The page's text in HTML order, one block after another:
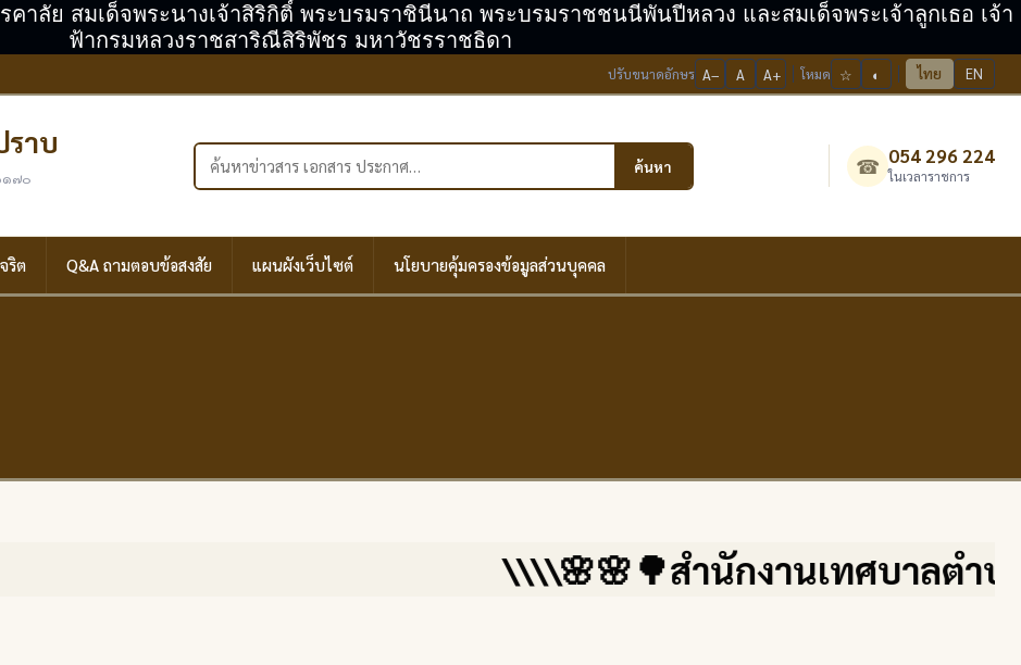
าลัย สมเด็จพระนางเจ้าสิริกิติ์ พระบรมราชินีนาถ พระบรมราชชนนีพันปีหลวง และสมเด็จพระเจ้าลูกเธอ เจ้า
ฟ้ากรมหลวงราชสาริณีสิริพัชร มหาวัชรราชธิดา
ปรับขนาดอักษร A− A A+ โหมด ☆ ◐ ไทย EN
าบ
๑๗๐
ค้นหาในเว็บไซต์ ค้นหา ☎ 054 296 224
ในเวลาราชการ
ริต Q&A ถามตอบข้อสงสัย แผนผังเว็บไซต์ นโยบายคุ้มครองข้อมูลส่วนบุคคล
\\\\🌸🌸🌳สำนักงานเทศบาลตำบ